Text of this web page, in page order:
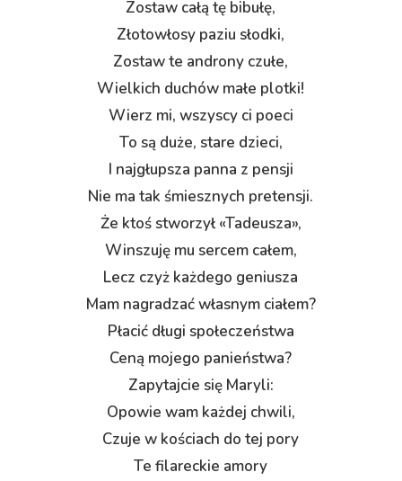
Zostaw całą tę bibułę,
Złotowłosy paziu słodki,
Zostaw te androny czułe,
Wielkich duchów małe plotki!
Wierz mi, wszyscy ci poeci
To są duże, stare dzieci,
I najgłupsza panna z pensji
Nie ma tak śmiesznych pretensji.
Że ktoś stworzył «Tadeusza»,
Winszuję mu sercem całem,
Lecz czyż każdego geniusza
Mam nagradzać własnym ciałem?
Płacić długi społeczeństwa
Ceną mojego panieństwa?
Zapytajcie się Maryli:
Opowie wam każdej chwili,
Czuje w kościach do tej pory
Te filareckie amory